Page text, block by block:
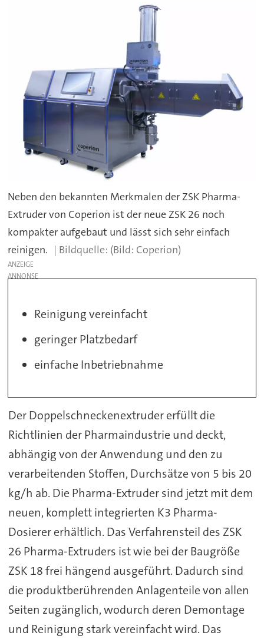
Neben den bekannten Merkmalen der ZSK Pharma-
Extruder von Coperion ist der neue ZSK 26 noch
kompakter aufgebaut und lässt sich sehr einfach
reinigen.
(Bild: Coperion)
ANZEIGE
Reinigung vereinfacht
geringer Platzbedarf
einfache Inbetriebnahme
Der Doppelschneckenextruder erfüllt die
Richtlinien der Pharmaindustrie und deckt,
abhängig von der Anwendung und den zu
verarbeitenden Stoffen, Durchsätze von 5 bis 20
kg/h ab. Die Pharma-Extruder sind jetzt mit dem
neuen, komplett integrierten K3 Pharma-
Dosierer erhältlich. Das Verfahrensteil des ZSK
26 Pharma-Extruders ist wie bei der Baugröße
ZSK 18 frei hängend ausgeführt. Dadurch sind
die produktberührenden Anlagenteile von allen
Seiten zugänglich, wodurch deren Demontage
und Reinigung stark vereinfacht wird. Das